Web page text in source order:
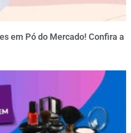
em Pó do Mercado! Confira a